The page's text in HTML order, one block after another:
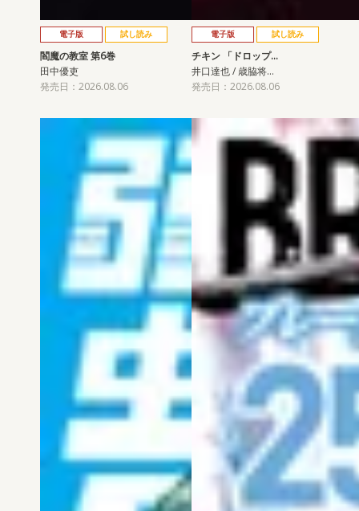
電子版 試し読み
閻魔の教室 第6巻
田中優吏
発売日：2026.08.06
電子版 試し読み
チキン 「ドロップ…
井口達也 / 歳脇将…
発売日：2026.08.06